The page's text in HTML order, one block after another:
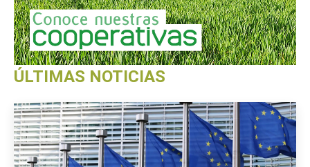
ÚLTIMAS NOTICIAS